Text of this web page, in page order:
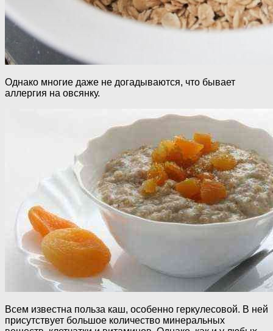
Однако многие даже не догадываются, что бывает
аллергия на овсянку.
Всем известна польза каш, особенно геркулесовой. В ней
присутствует большое количество минеральных